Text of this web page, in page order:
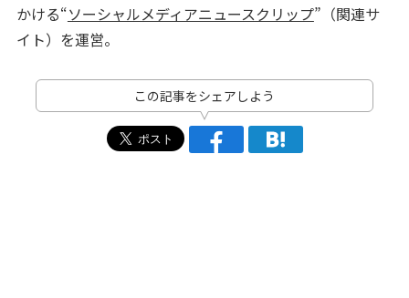
かける“ソーシャルメディアニュースクリップ”（関連サ
イト）を運営。
この記事をシェアしよう